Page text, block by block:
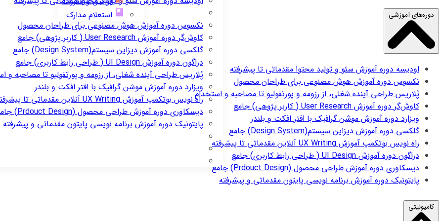
نکسوسدوره آموزش هوش مصنوعی برای طراحان محصول
کاوش‌گردوره آموزش User Research ( کاربر پژوهی) جامع
گلکسیدوره آموزش دیزاین سیستم(Design System) جامع
دراگوندوره آموزش UI Design ( طراحی رابط کاربری) جامع
پُلاریسطراحی آینده شغلی، از رزومه و پورتفولیو تا مصاحبه و
ویزارددوره آموزش موشن گرافیک با افتر افکت و بلندر
راه نویسبوتکمپ آموزش UX Writing آنلاین مقدماتی تا پیشرفته
دیسکاوریدوره آموزش طراحی محصول (Prdouct Design) جامع
پایتونیکدوره آموزش برنامه نویسی پایتون مقدماتی و پیشرفته
استعلام مدارک
دوره‌های آموزشی
اودیسهدوره آموزش سئو و تولید محتوا مقدماتی تا پیشرفته
نکسوسدوره آموزش هوش مصنوعی برای طراحان محصول
پُلاریسطراحی آینده شغلی، از رزومه و پورتفولیو تا مصاحبه و استخدام
کاوش‌گردوره آموزش User Research ( کاربر پژوهی) جامع
ویزارددوره آموزش موشن گرافیک با افتر افکت و بلندر
گلکسیدوره آموزش دیزاین سیستم(Design System) جامع
راه نویسبوتکمپ آموزش UX Writing آنلاین مقدماتی تا پیشرفته
دراگوندوره آموزش UI Design ( طراحی رابط کاربری) جامع
دیسکاوریدوره آموزش طراحی محصول (Prdouct Design) جامع
پایتونیکدوره آموزش برنامه نویسی پایتون مقدماتی و پیشرفته
کامیونیتی